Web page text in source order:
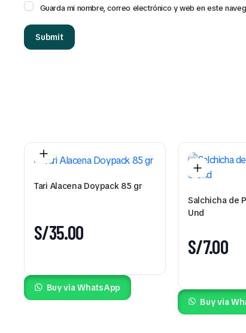
Guarda mi nombre, correo electrónico y web en este
Tari Alacena Doypack 85 gr
S/35.00
Buy via WhatsApp
Salchicha de
Und
S/7.00
Buy via